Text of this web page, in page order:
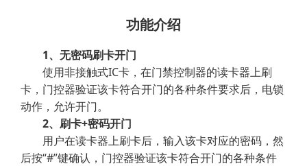
功能介绍
1、无密码刷卡开门
使用非接触式IC卡，在门禁控制器的读卡器上刷
卡，门控器验证该卡符合开门的各种条件要求后，电锁
动作，允许开门。
2、刷卡+密码开门
用户在读卡器上刷卡后，输入该卡对应的密码，然
后按“#”键确认，门控器验证该卡符合开门的各种条件